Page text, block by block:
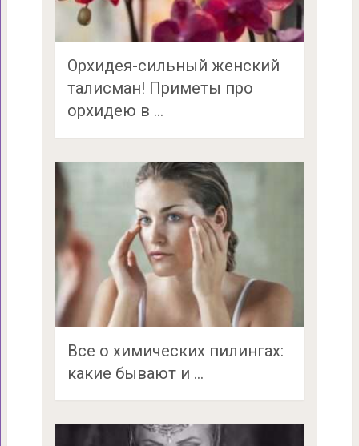
Орхидея-сильный женский
талисман! Приметы про
орхидею в …
Все о химических пилингах:
какие бывают и …